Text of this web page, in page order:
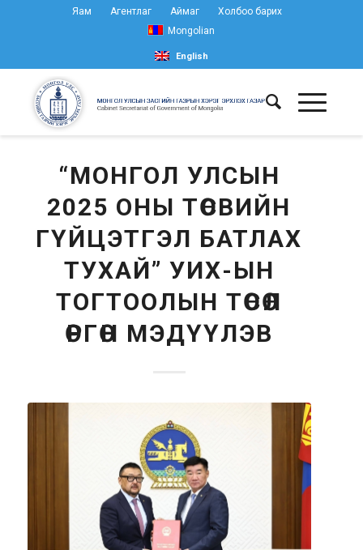
Яам Агентлаг Аймаг
Холбоо барих
Mongolian
English
“МОНГОЛ УЛСЫН
2025 ОНЫ ТӨСВИЙН
ГҮЙЦЭТГЭЛ БАТЛАХ
ТУХАЙ” УИХ-ЫН
ТОГТООЛЫН ТӨСӨЛ
ӨРГӨН МЭДҮҮЛЭВ